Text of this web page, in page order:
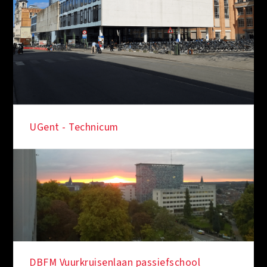
UGent - Technicum
Masterplan Ledeganck, UGent
DBFM Vuurkruisenlaan passiefschool